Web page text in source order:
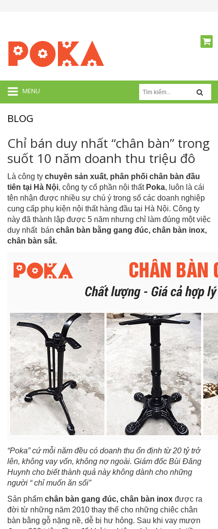
MENU
BLOG
Chỉ bán duy nhất “chân bàn” trong
suốt 10 năm doanh thu triệu đô
Là công ty chuyên sản xuất, phân phối chân bàn đầu
tiên tại Hà Nội, công ty cổ phần nội thất Poka, luôn là cái
tên nhận được nhiều sự chú ý trong số các doanh nghiệp
cung cấp phụ kiện nội thất hàng đầu tại Hà Nội. Công ty
này đã thành lập được 5 năm nhưng chỉ làm đúng một việc
duy nhất bán chân bàn bằng gang đúc, chân bàn inox,
chân bàn sắt.
“Poka” cứ mỗi năm đều có doanh thu ổn định từ 20 tỷ trở
lên, không vay vốn, không nợ ngoài. Giám đốc Bùi Đăng
Huynh cho biết thành quả này không dành cho những
người “ chỉ muốn ăn sổi”
Sản phẩm chân bàn gang đúc, chân bàn inox được ra
đời từ những năm 2010 thay thế cho những chiêc chân
bàn bằng gỗ nặng nề, dễ bị hư hỏng. Sau khi vay mượn